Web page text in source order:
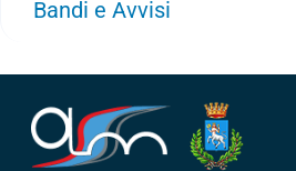
Bandi e Avvisi